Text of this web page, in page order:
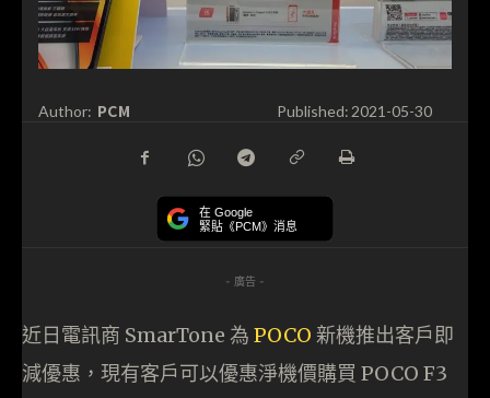
Author: PCM Published: 2021-05-30
在 Google
緊貼《PCM》消息
- 廣告 -
近日電訊商 SmarTone 為 POCO 新機推出客戶即
減優惠，現有客戶可以優惠淨機價購買 POCO F3